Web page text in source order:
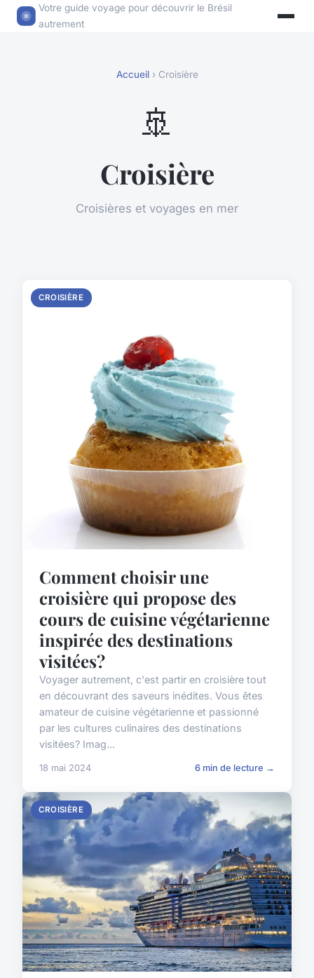
Votre guide voyage pour découvrir le Brésil
autrement
Accueil› Croisière
🚢
Croisière
Croisières et voyages en mer
CROISIÈRE
Comment choisir une
croisière qui propose des
cours de cuisine végétarienne
inspirée des destinations
visitées?
Voyager autrement, c'est partir en croisière tout
en découvrant des saveurs inédites. Vous êtes
amateur de cuisine végétarienne et passionné
par les cultures culinaires des destinations
visitées? Imag...
18 mai 2024 6 min de lecture →
CROISIÈRE